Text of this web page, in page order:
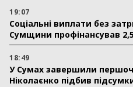
19:07
Соціальні виплати без
Сумщини профінансував
18:49
У Сумах завершили
Ніколаєнко підбив